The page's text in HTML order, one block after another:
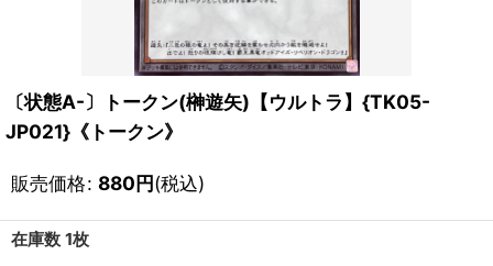
〔状態A-〕トークン(榊遊矢)【ウルトラ】{TK05-
JP021}《トークン》
販売価格: 880円(税込)
在庫数 1枚